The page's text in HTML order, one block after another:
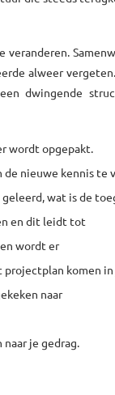
alweer
dwingende
wordt opgepakt.
de nieuwe kennis te
wat is de
en dit leidt tot
wordt er
projectplan komen in
naar
je gedrag.